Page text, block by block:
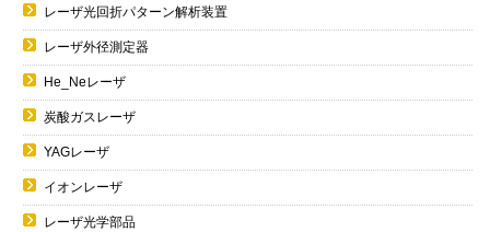
レーザ光回折パターン解析装置
レーザ外径測定器
He_Neレーザ
炭酸ガスレーザ
YAGレーザ
イオンレーザ
レーザ光学部品